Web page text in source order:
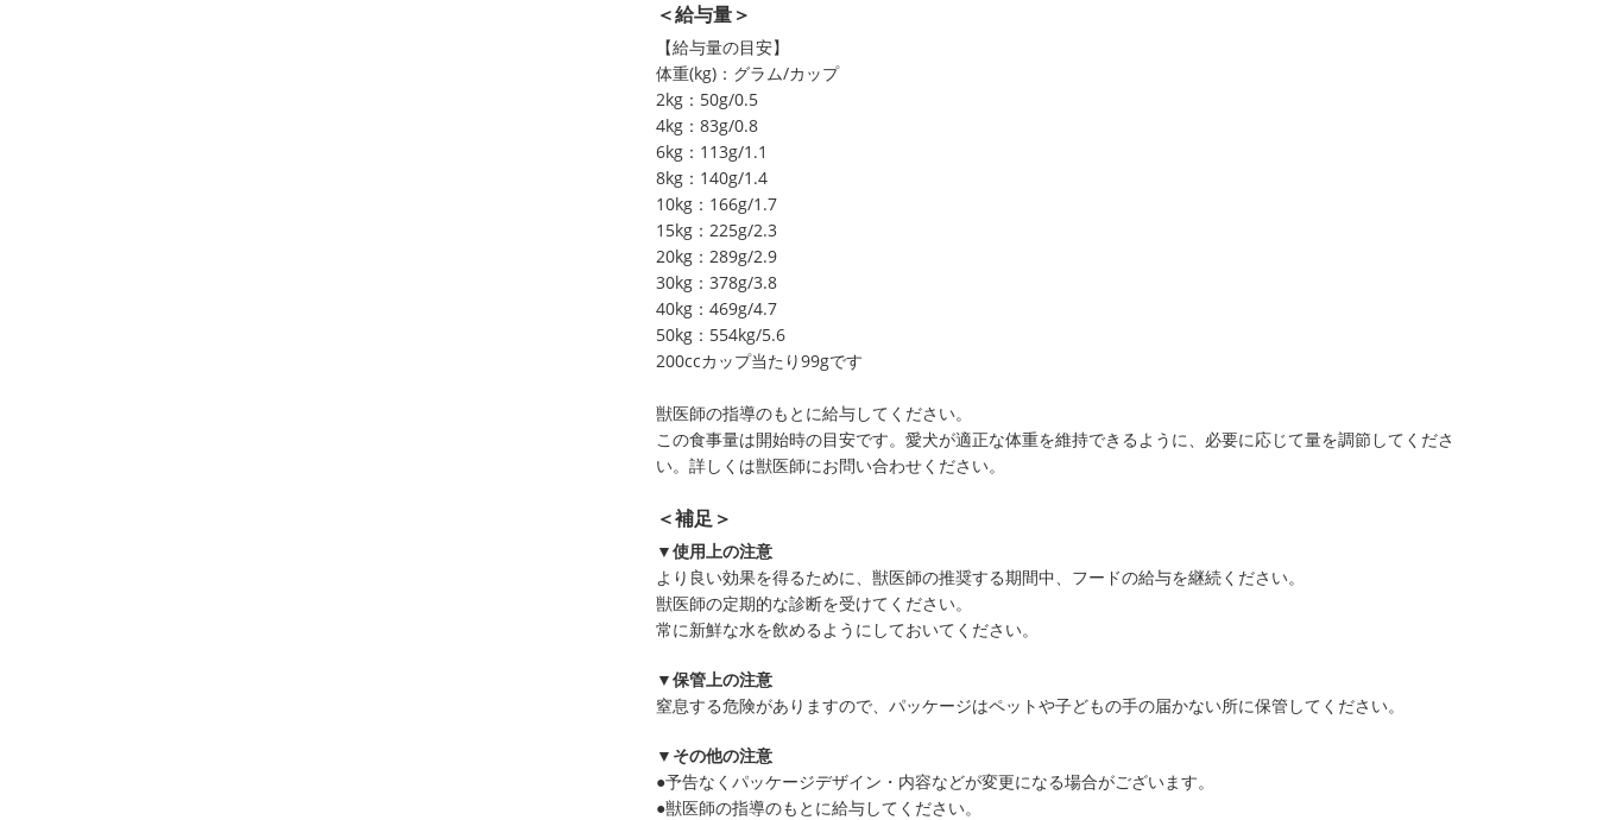
＜給与量＞
【給与量の目安】
体重(kg)：グラム/カップ
2kg：50g/0.5
4kg：83g/0.8
6kg：113g/1.1
8kg：140g/1.4
10kg：166g/1.7
15kg：225g/2.3
20kg：289g/2.9
30kg：378g/3.8
40kg：469g/4.7
50kg：554kg/5.6
200ccカップ当たり99gです
獣医師の指導のもとに給与してください。
この食事量は開始時の目安です。愛犬が適正な体重を維持できるように、必要に応じて量を調節してくださ
い。詳しくは獣医師にお問い合わせください。
＜補足＞
▼使用上の注意
より良い効果を得るために、獣医師の推奨する期間中、フードの給与を継続ください。
獣医師の定期的な診断を受けてください。
常に新鮮な水を飲めるようにしておいてください。
▼保管上の注意
窒息する危険がありますので、パッケージはペットや子どもの手の届かない所に保管してください。
▼その他の注意
●予告なくパッケージデザイン・内容などが変更になる場合がございます。
●獣医師の指導のもとに給与してください。